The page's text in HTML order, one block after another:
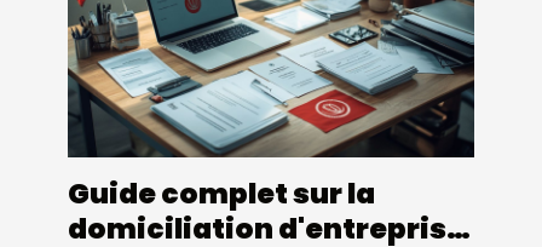
Guide complet sur la
domiciliation d'entreprise